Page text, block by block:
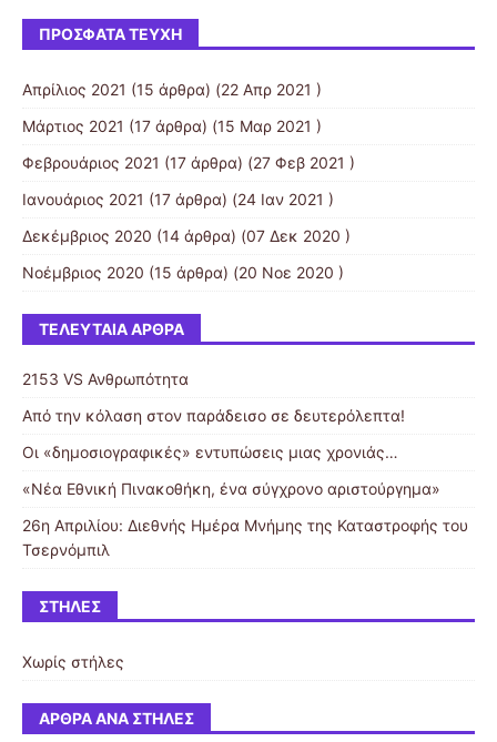
ΠΡΌΣΦΑΤΑ ΤΕΎΧΗ
Απρίλιος 2021 (15 άρθρα) (22 Απρ 2021 )
Μάρτιος 2021 (17 άρθρα) (15 Μαρ 2021 )
Φεβρουάριος 2021 (17 άρθρα) (27 Φεβ 2021 )
Ιανουάριος 2021 (17 άρθρα) (24 Ιαν 2021 )
Δεκέμβριος 2020 (14 άρθρα) (07 Δεκ 2020 )
Νοέμβριος 2020 (15 άρθρα) (20 Νοε 2020 )
ΤΕΛΕΥΤΑΊΑ ΆΡΘΡΑ
2153 VS Ανθρωπότητα
Από την κόλαση στον παράδεισο σε δευτερόλεπτα!
Οι «δημοσιογραφικές» εντυπώσεις μιας χρονιάς…
«Νέα Εθνική Πινακοθήκη, ένα σύγχρονο αριστούργημα»
26η Απριλίου: Διεθνής Ημέρα Μνήμης της Καταστροφής του
Τσερνόμπιλ
ΣΤΉΛΕΣ
Χωρίς στήλες
ΆΡΘΡΑ ΑΝΆ ΣΤΉΛΕΣ